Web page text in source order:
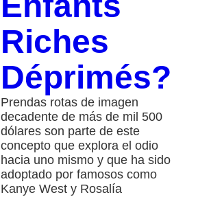
Riches
Déprimés?
Prendas rotas de imagen
decadente de más de mil 500
dólares son parte de este
concepto que explora el odio
hacia uno mismo y que ha sido
adoptado por famosos como
Kanye West y Rosalía